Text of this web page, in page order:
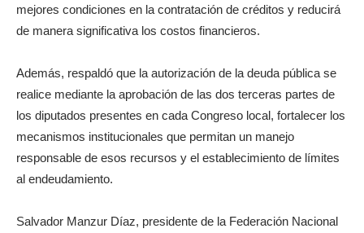
mejores condiciones en la contratación de créditos y reducirá
de manera significativa los costos financieros.
Además, respaldó que la autorización de la deuda pública se
realice mediante la aprobación de las dos terceras partes de
los diputados presentes en cada Congreso local, fortalecer los
mecanismos institucionales que permitan un manejo
responsable de esos recursos y el establecimiento de límites
al endeudamiento.
Salvador Manzur Díaz, presidente de la Federación Nacional